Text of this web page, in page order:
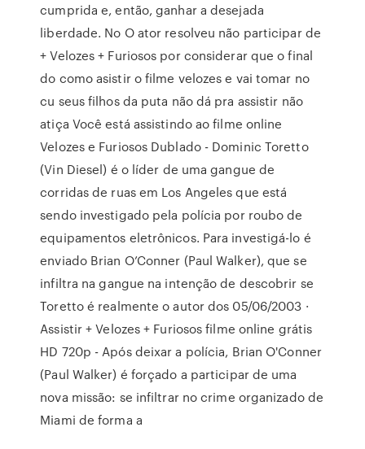
cumprida e, então, ganhar a desejada
liberdade. No O ator resolveu não participar de
+ Velozes + Furiosos por considerar que o final
do como asistir o filme velozes e vai tomar no
cu seus filhos da puta não dá pra assistir não
atiça Você está assistindo ao filme online
Velozes e Furiosos Dublado - Dominic Toretto
(Vin Diesel) é o líder de uma gangue de
corridas de ruas em Los Angeles que está
sendo investigado pela polícia por roubo de
equipamentos eletrônicos. Para investigá-lo é
enviado Brian O’Conner (Paul Walker), que se
infiltra na gangue na intenção de descobrir se
Toretto é realmente o autor dos 05/06/2003 ·
Assistir + Velozes + Furiosos filme online grátis
HD 720p - Após deixar a polícia, Brian O'Conner
(Paul Walker) é forçado a participar de uma
nova missão: se infiltrar no crime organizado de
Miami de forma a